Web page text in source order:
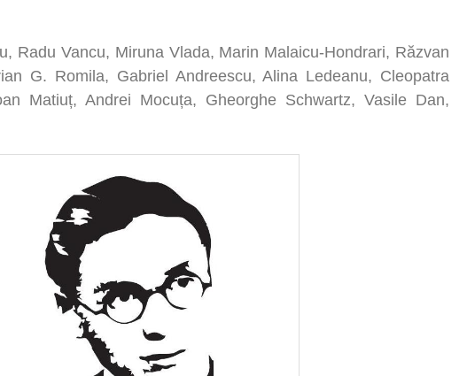
Radu Vancu, Miruna Vlada, Marin Malaicu-Hondrari, Răzvan
G. Romila, Gabriel Andreescu, Alina Ledeanu, Cleopatra
Matiuț, Andrei Mocuța, Gheorghe Schwartz, Vasile Dan,